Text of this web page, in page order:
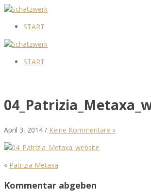
START
START
April 3, 2014 / Keine Kommentare »
« Patrizia Metaxa
Kommentar abgeben